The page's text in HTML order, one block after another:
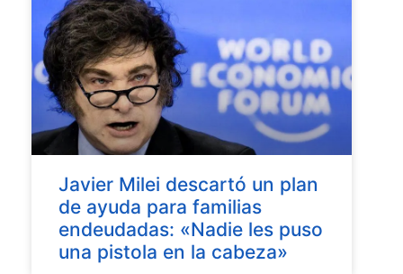
Javier Milei descartó un plan
de ayuda para familias
endeudadas: «Nadie les puso
una pistola en la cabeza»